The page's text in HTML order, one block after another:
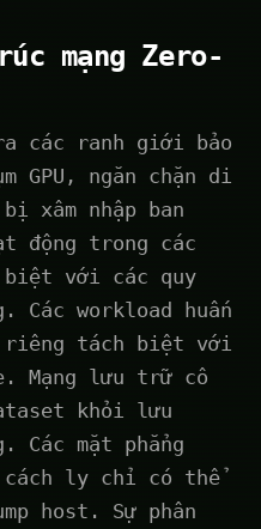
mạng Zero-
các ranh giới bảo
ngăn chặn di
xâm nhập ban
động trong các
biệt với các quy
workload huấn
riêng tách biệt với
Mạng lưu trữ cô
khỏi lưu
Các mặt phẳng
cách ly chỉ có thể
host. Sự phân